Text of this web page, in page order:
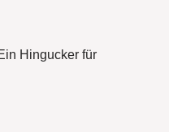
Hingucker für